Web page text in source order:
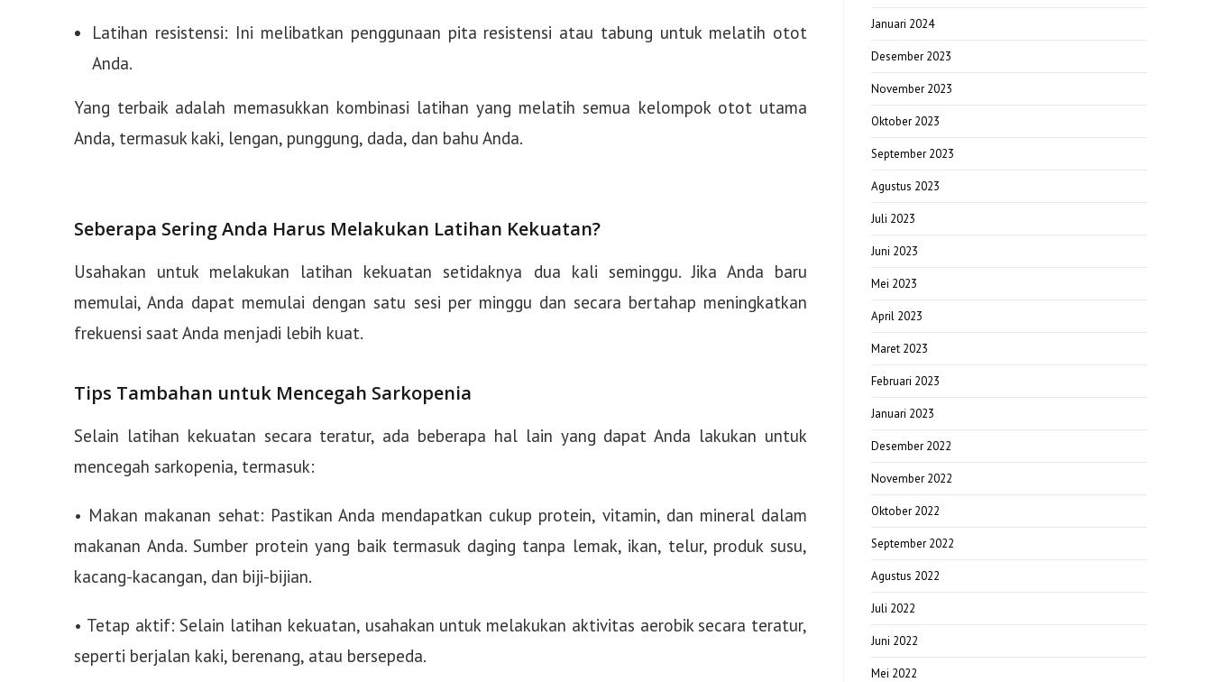
Latihan resistensi: Ini melibatkan penggunaan pita resistensi atau tabung untuk melatih otot
Anda.
Yang terbaik adalah memasukkan kombinasi latihan yang melatih semua kelompok otot utama
Anda, termasuk kaki, lengan, punggung, dada, dan bahu Anda.
Seberapa Sering Anda Harus Melakukan Latihan Kekuatan?
Usahakan untuk melakukan latihan kekuatan setidaknya dua kali seminggu. Jika Anda baru
memulai, Anda dapat memulai dengan satu sesi per minggu dan secara bertahap meningkatkan
frekuensi saat Anda menjadi lebih kuat.
Tips Tambahan untuk Mencegah Sarkopenia
Selain latihan kekuatan secara teratur, ada beberapa hal lain yang dapat Anda lakukan untuk
mencegah sarkopenia, termasuk:
• Makan makanan sehat: Pastikan Anda mendapatkan cukup protein, vitamin, dan mineral dalam
makanan Anda. Sumber protein yang baik termasuk daging tanpa lemak, ikan, telur, produk susu,
kacang-kacangan, dan biji-bijian.
• Tetap aktif: Selain latihan kekuatan, usahakan untuk melakukan aktivitas aerobik secara teratur,
seperti berjalan kaki, berenang, atau bersepeda.
Januari 2024
Desember 2023
November 2023
Oktober 2023
September 2023
Agustus 2023
Juli 2023
Juni 2023
Mei 2023
April 2023
Maret 2023
Februari 2023
Januari 2023
Desember 2022
November 2022
Oktober 2022
September 2022
Agustus 2022
Juli 2022
Juni 2022
Mei 2022